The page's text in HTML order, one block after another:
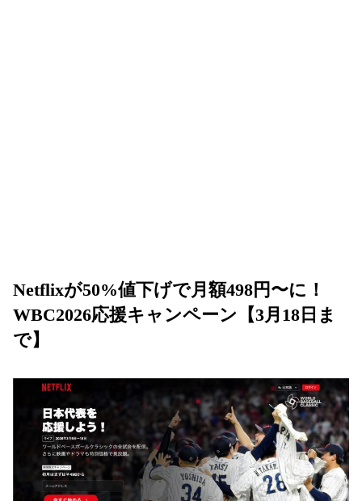
Netflixが50%値下げで月額498円〜に！
WBC2026応援キャンペーン【3月18日ま
で】